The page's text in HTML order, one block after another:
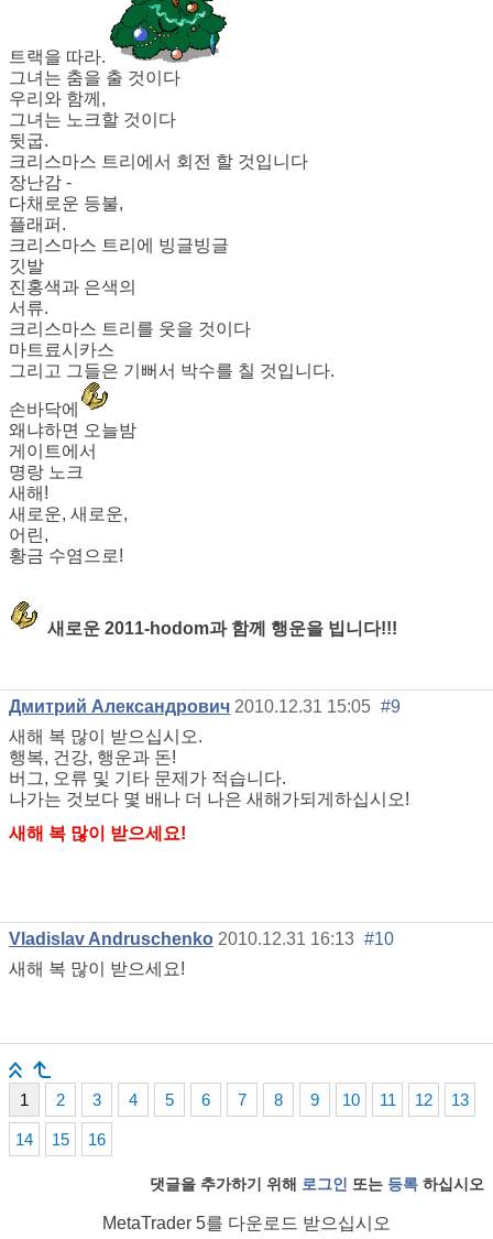
트랙을 따라.
그녀는 춤을 출 것이다
우리와 함께,
그녀는 노크할 것이다
뒷굽.
크리스마스 트리에서 회전 할 것입니다
장난감 -
다채로운 등불,
플래퍼.
크리스마스 트리에 빙글빙글
깃발
진홍색과 은색의
서류.
크리스마스 트리를 웃을 것이다
마트료시카스
그리고 그들은 기뻐서 박수를 칠 것입니다.
손바닥에
왜냐하면 오늘밤
게이트에서
명랑 노크
새해!
새로운, 새로운,
어린,
황금 수염으로!
새로운 2011-hodom과 함께 행운을 빕니다!!!
Дмитрий Александрович 2010.12.31 15:05 #9
새해 복 많이 받으십시오.
행복, 건강, 행운과 돈!
버그, 오류 및 기타 문제가 적습니다.
나가는 것보다 몇 배나 더 나은 새해가되게하십시오!
새해 복 많이 받으세요!
Vladislav Andruschenko 2010.12.31 16:13 #10
새해 복 많이 받으세요!
1 2 3 4 5 6 7 8 9 10 11 12 13
14 15 16
댓글을 추가하기 위해 로그인 또는 등록 하십시오
MetaTrader 5를 다운로드 받으십시오